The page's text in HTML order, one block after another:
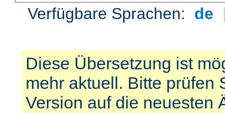
Verfügbare Sprachen: de
Diese Übersetzung ist
mehr aktuell. Bitte prüfen
Version auf die neuesten